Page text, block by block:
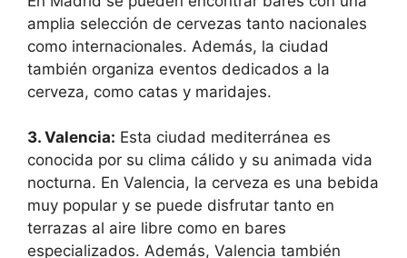
amplia selección de cervezas tanto nacionales
como internacionales. Además, la ciudad
también organiza eventos dedicados a la
cerveza, como catas y maridajes.
3. Valencia: Esta ciudad mediterránea es
conocida por su clima cálido y su animada vida
nocturna. En Valencia, la cerveza es una bebida
muy popular y se puede disfrutar tanto en
terrazas al aire libre como en bares
especializados. Además, Valencia también